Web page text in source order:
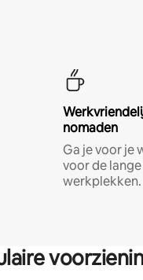
nomaden
Ga je voor je
voor de
werkplekken.